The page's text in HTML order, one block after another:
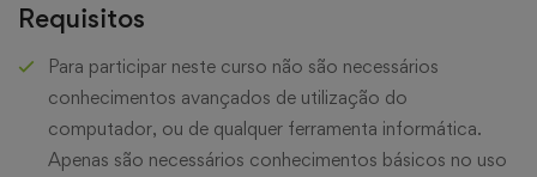
Requisitos
Para participar neste curso não são necessários
conhecimentos avançados de utilização do
computador, ou de qualquer ferramenta informática.
Apenas são necessários conhecimentos básicos no uso